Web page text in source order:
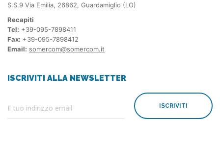
S.S.9 Via Emilia, 26862, Guardamiglio (LO)
Recapiti
Tel: +39-095-7898411
Fax: +39-095-7898412
Email: somercom@somercom.it
ISCRIVITI ALLA NEWSLETTER
ISCRIVITI